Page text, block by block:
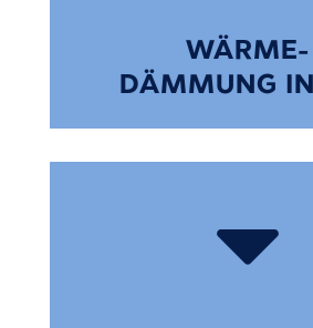
WÄRME-
DÄMMUNG
